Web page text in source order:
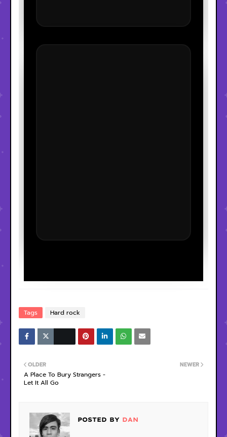
Tags Hard rock
NEWER
OLDER
A Place To Bury Strangers -
Let It All Go
POSTED BY DAN